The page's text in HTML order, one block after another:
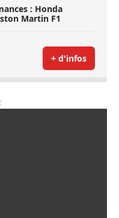
: Honda
Martin F1
+ d'infos